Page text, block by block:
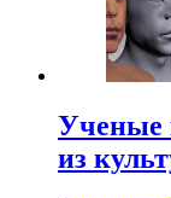
Ученые
из